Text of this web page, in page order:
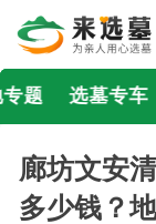
题 选墓专车
廊坊文安
多少钱？